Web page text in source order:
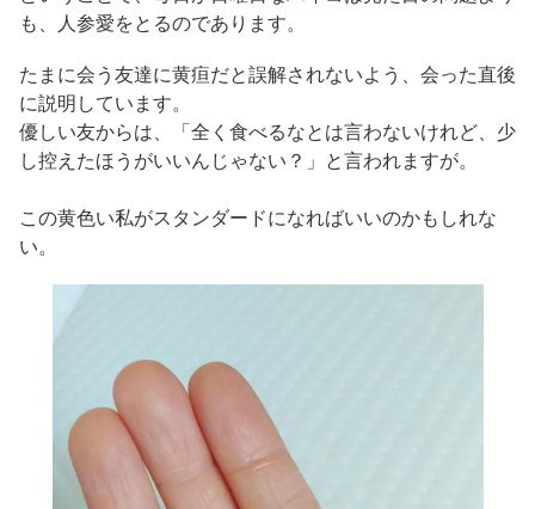
も、人参愛をとるのであります。
たまに会う友達に黄疸だと誤解されないよう、会った直後
に説明しています。
優しい友からは、「全く食べるなとは言わないけれど、少
し控えたほうがいいんじゃない？」と言われますが。
この黄色い私がスタンダードになればいいのかもしれな
い。